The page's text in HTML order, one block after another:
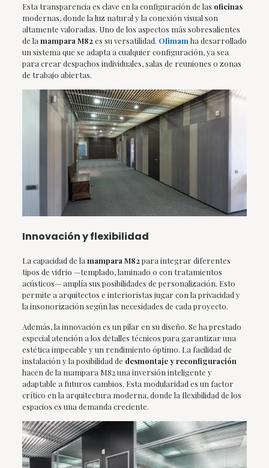
Esta transparencia es clave en la configuración de las oficinas
modernas, donde la luz natural y la conexión visual son
altamente valoradas. Uno de los aspectos más sobresalientes
de la mampara M82es su versatilidad. Ofimam ha desarrollado
un sistema que se adapta a cualquier configuración, ya sea
para crear despachos individuales, salas de reuniones o zonas
de trabajo abiertas.
Innovación y flexibilidad
La capacidad de la mampara M82para integrar diferentes
tipos de vidrio —templado, laminado o con tratamientos
acústicos— amplía sus posibilidades de personalización. Esto
permite a arquitectos e interioristas jugar con la privacidad y
la insonorización según las necesidades de cada proyecto.
Además, la innovación es un pilar en su diseño. Se ha prestado
especial atención a los detalles técnicos para garantizar una
estética impecable y un rendimiento óptimo. La facilidad de
instalación y la posibilidad de desmontaje y reconfiguración
hacen de la mampara M82 una inversión inteligente y
adaptable a futuros cambios. Esta modularidad es un factor
crítico en la arquitectura moderna, donde la flexibilidad de los
espacios es una demanda creciente.